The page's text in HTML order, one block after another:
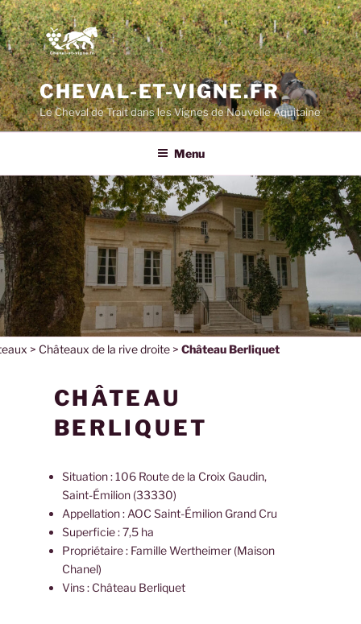
CHEVAL-ET-VIGNE.FR
Le Cheval de Trait dans les Vignes de Nouvelle Aquitaine
Menu
> Châteaux de la rive droite >Château Berliquet
CHÂTEAU
BERLIQUET
Situation : 106 Route de la Croix Gaudin,
Saint-Émilion (33330)
Appellation : AOC Saint-Émilion Grand Cru
Superficie : 7,5 ha
Propriétaire : Famille Wertheimer (Maison
Chanel)
Vins : Château Berliquet